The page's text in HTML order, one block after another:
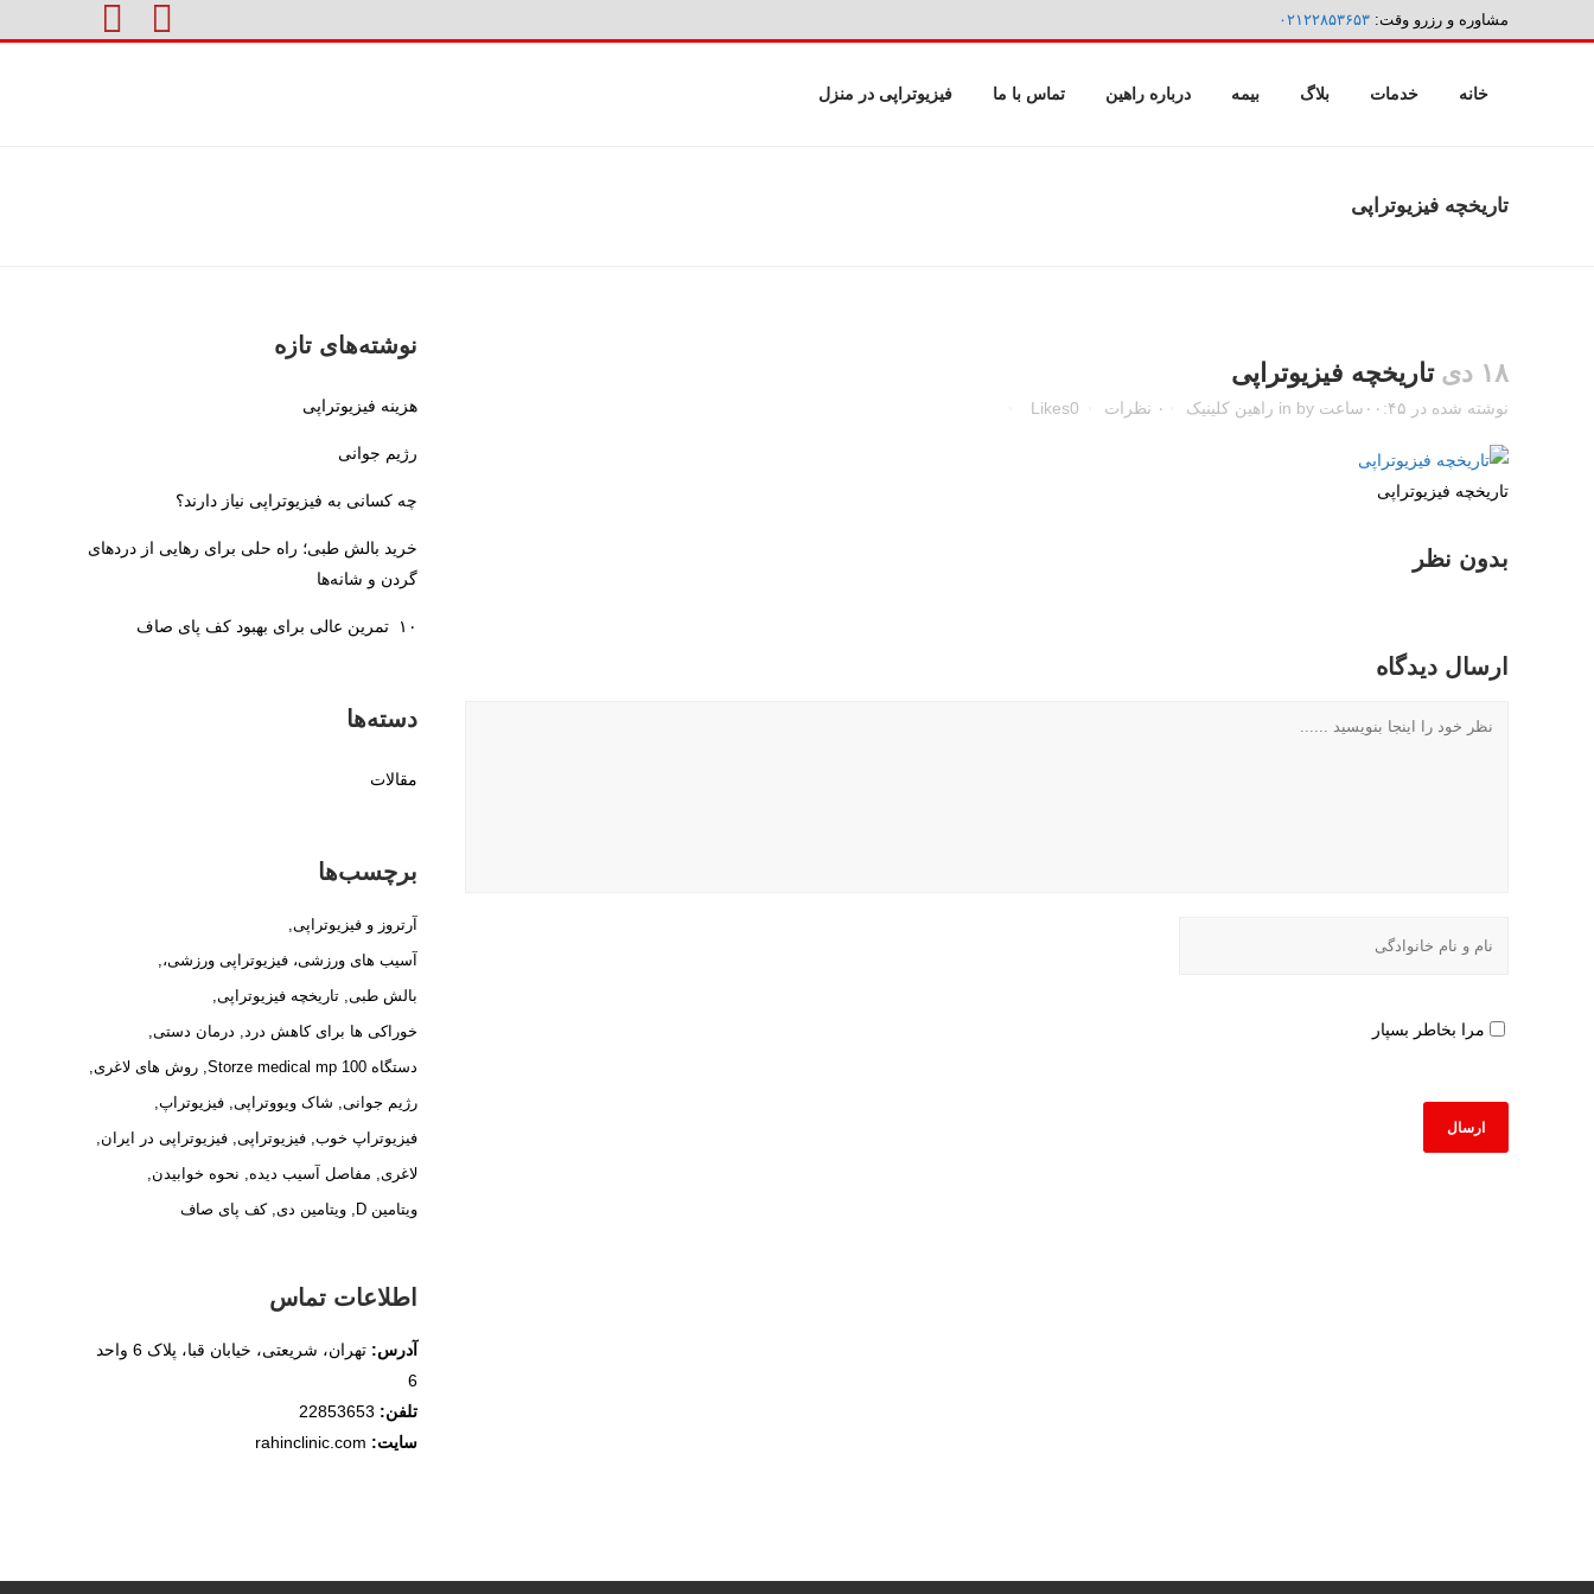
مشاوره و رزرو وقت: ۰۲۱۲۲۸۵۳۶۵۳
خانه خدمات بلاگ بیمه درباره راهین تماس با ما فیزیوتراپی در منزل
تاریخچه فیزیوتراپی
۱۸ دی تاریخچه فیزیوتراپی
نوشته شده در ۰۰:۴۵ساعت in by راهین کلینیک ۰ نظرات 0
Likes
تاریخچه فیزیوتراپی
بدون نظر
ارسال دیدگاه
مرا بخاطر بسپار
نوشته‌های تازه
هزینه فیزیوتراپی
رژیم جوانی
چه کسانی به فیزیوتراپی نیاز دارند؟
خرید بالش طبی؛ راه حلی برای رهایی از دردهای
گردن و شانه‌ها
۱۰ تمرین عالی برای بهبود کف پای صاف
دسته‌ها
مقالات
برچسب‌ها
آرتروز و فیزیوتراپی
آسیب های ورزشی، فیزیوتراپی ورزشی،
بالش طبی تاریخچه فیزیوتراپی
خوراکی ها برای کاهش درد درمان دستی
دستگاه Storze medical mp 100
روش های لاغری
رژیم جوانی شاک ویووتراپی فیزیوتراپ
فیزیوتراپ خوب فیزیوتراپی فیزیوتراپی در ایران
لاغری مفاصل آسیب دیده
نحوه خوابیدن
ویتامین D
ویتامین دی کف پای صاف
اطلاعات تماس
آدرس:
تهران، شریعتی، خیابان قبا، پلاک 6 واحد
6
تلفن:
سایت: